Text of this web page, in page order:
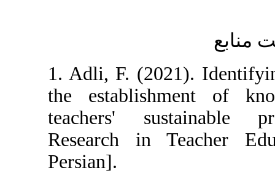
1. Adli, F. (2021).
the
teachers'
Research in
Persian].